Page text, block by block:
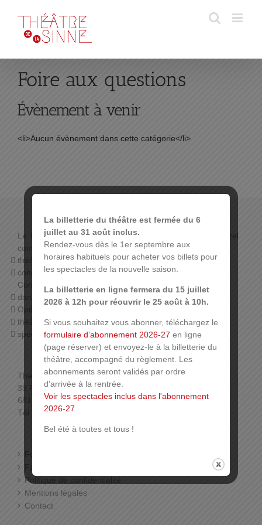
contenu
Foire aux questions
Évènement à venir
<li>Aucun évènement dans cette catégorie</li>
Le THÉÂTRE DE LA SINNE propose un programme culturel
constitué de :
théâtre de boulevard,
concerts (orchestre symphonique de Mulhouse,
Conservatoire, harmonies…),
danse (Ballet du Rhin, associations),
Opéra,
théâtre jeune public,
spectacles associatifs…
Théâtre de la Sinne
39 Rue de la Sinne
68100 Mulhouse
Tél. : 03 89 33 78 01 (Billetterie)
Politique de confidentialité
Mentions légales
Contact
La billetterie du théâtre est fermée du 6
juillet au 31 août inclus.
Rendez-vous dès le 1er septembre aux
horaires habituels pour acheter vos billets pour
les spectacles de la nouvelle saison.
La billetterie en ligne fermera du 15 juillet
2026 à 12h pour réouvrir le 25 août à 10h.
Si vous souhaitez vous abonner, téléchargez le
formulaire d’abonnement 2026-27 en ligne
(page réserver) et envoyez-le à la billetterie du
théâtre, accompagné du règlement. Les
abonnements seront validés par ordre
d'arrivée à la rentrée.
Voir les spectacles inclus dans l'abonnement
2026-27
Bel été à toutes et tous !